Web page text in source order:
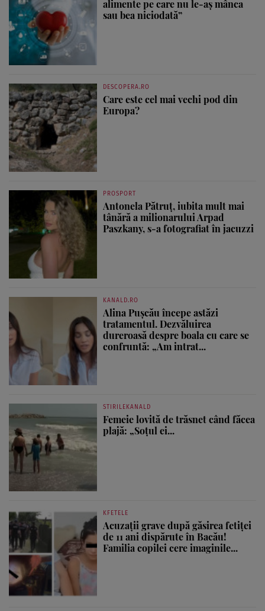
alimente pe care nu le-aș mânca
sau bea niciodată”
DESCOPERA.RO
Care este cel mai vechi pod din
Europa?
PROSPORT
Antonela Pătruț, iubita mult mai
tânără a milionarului Arpad
Paszkany, s-a fotografiat în jacuzzi
KANALD.RO
Alina Pușcău începe astăzi
tratamentul. Dezvăluirea
dureroasă despre boala cu care se
confruntă: „Am intrat...
STIRILEKANALD
Femeie lovită de trăsnet când făcea
plajă: „Soțul ei...
KFETELE
Acuzații grave după găsirea fetiței
de 11 ani dispărute în Bacău!
Familia copilei cere imaginile...